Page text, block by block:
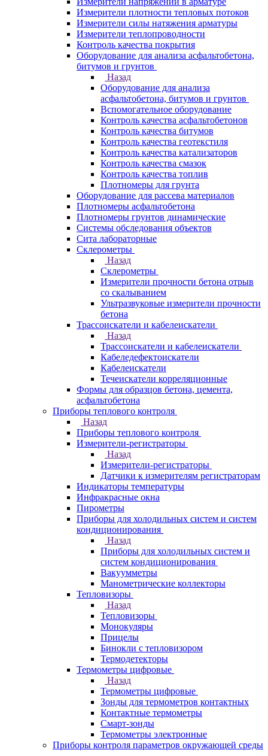
Измерители плотности тепловых потоков
Измерители силы натяжения арматуры
Измерители теплопроводности
Контроль качества покрытия
Оборудование для анализа асфальтобетона,
битумов и грунтов
Назад
Оборудование для анализа
асфальтобетона, битумов и грунтов
Вспомогательное оборудование
Контроль качества асфальтобетонов
Контроль качества битумов
Контроль качества геотекстиля
Контроль качества катализаторов
Контроль качества смазок
Контроль качества топлив
Плотномеры для грунта
Оборудование для рассева материалов
Плотномеры асфальтобетона
Плотномеры грунтов динамические
Системы обследования объектов
Сита лабораторные
Склерометры
Назад
Склерометры
Измерители прочности бетона отрыв
со скалыванием
Ультразвуковые измерители прочности
бетона
Трассоискатели и кабелеискатели
Назад
Трассоискатели и кабелеискатели
Кабеледефектоискатели
Кабелеискатели
Течеискатели корреляционные
Формы для образцов бетона, цемента,
асфальтобетона
Приборы теплового контроля
Назад
Приборы теплового контроля
Измерители-регистраторы
Назад
Измерители-регистраторы
Датчики к измерителям регистраторам
Индикаторы температуры
Инфракрасные окна
Пирометры
Приборы для холодильных систем и систем
кондиционирования
Назад
Приборы для холодильных систем и
систем кондиционирования
Вакуумметры
Манометрические коллекторы
Тепловизоры
Назад
Тепловизоры
Монокуляры
Прицелы
Бинокли с тепловизором
Термодетекторы
Термометры цифровые
Назад
Термометры цифровые
Зонды для термометров контактных
Контактные термометры
Смарт-зонды
Термометры электронные
Приборы контроля параметров окружающей среды